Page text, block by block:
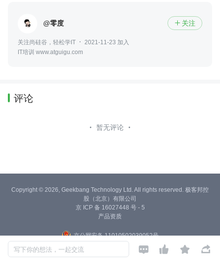
@零度  关注
关注尚硅谷，轻松学IT
2021-11-23 加入
IT培训 www.atguigu.com
评论
暂无评论
写下你的想法，一起交流    
Copyright © 2026, Geekbang Technology Ltd. All rights reserved. 极客邦控
股（北京）有限公司
京 ICP 备 16027448 号 - 5
产品资质
京公网安备 11010502039052号